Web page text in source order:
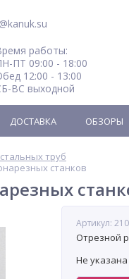
работы:
ПТ 09:00 - 18:00
12:00 - 13:00
ВС выходной
ДОСТАВКА ОБЗОРЫ
труб
станков
Артикул:
Отрезной
Не